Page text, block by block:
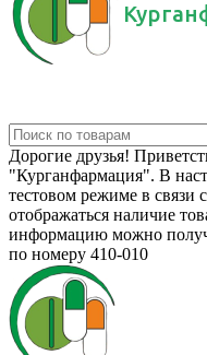
Дорогие друзья!
"Курганфармация". В
тестовом режиме в связи
отображаться наличие
информацию можно
по номеру 410-010